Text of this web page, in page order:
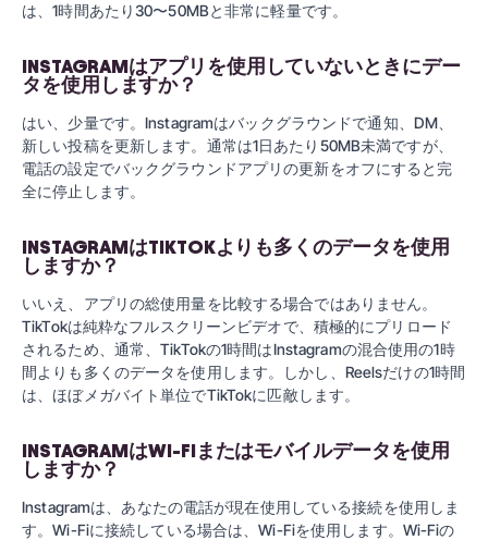
は、1時間あたり30〜50MBと非常に軽量です。
INSTAGRAMはアプリを使用していないときにデー
タを使用しますか？
はい、少量です。Instagramはバックグラウンドで通知、DM、
新しい投稿を更新します。通常は1日あたり50MB未満ですが、
電話の設定でバックグラウンドアプリの更新をオフにすると完
全に停止します。
INSTAGRAMはTIKTOKよりも多くのデータを使用
しますか？
いいえ、アプリの総使用量を比較する場合ではありません。
TikTokは純粋なフルスクリーンビデオで、積極的にプリロード
されるため、通常、TikTokの1時間はInstagramの混合使用の1時
間よりも多くのデータを使用します。しかし、Reelsだけの1時間
は、ほぼメガバイト単位でTikTokに匹敵します。
INSTAGRAMはWI-FIまたはモバイルデータを使用
しますか？
Instagramは、あなたの電話が現在使用している接続を使用しま
す。Wi-Fiに接続している場合は、Wi-Fiを使用します。Wi-Fiの